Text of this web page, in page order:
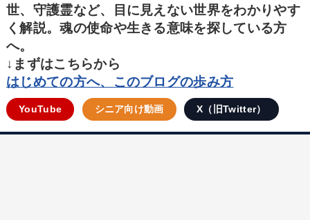
世、守護霊など、目に見えない世界をわかりやす
く解説。魂の使命や生きる意味を探している方
へ。
↓まずはこちらから
はじめての方へ、このブログの歩み方
YouTube シニア向け動画 X（旧Twitter）